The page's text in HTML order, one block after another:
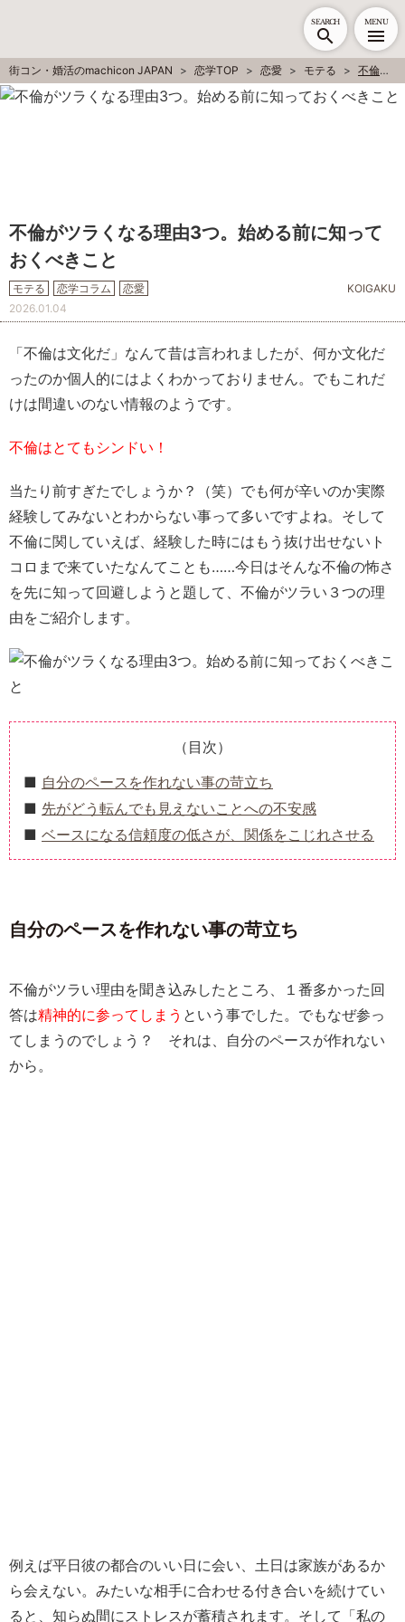
SEARCH MENU
街コン・婚活のmachicon JAPAN 恋学TOP 恋愛 モテる 不倫がツラくなる理由3つ。始める前に知っておくべきこと
不倫がツラくなる理由3つ。始める前に知って
おくべきこと
モテる 恋学コラム 恋愛
KOIGAKU
2026.01.04
「不倫は文化だ」 なんて昔は言われましたが、何か文化だ
ったのか個人的にはよくわかっておりません。でもこれだ
けは間違いのない情報のようです。
不倫はとてもシンドい！
当たり前すぎたでしょうか？（笑）でも何が辛いのか実際
経験してみないとわからない事って多いですよね。そして
不倫に関していえば、経験した時にはもう抜け出せないト
コロまで来ていたなんてことも……今日はそんな不倫の怖さ
を先に知って回避しようと題して、 不倫がツラい３つの理
由をご紹介します。
（目次）
自分のペースを作れない事の苛立ち
先がどう転んでも見えないことへの不安感
ベースになる信頼度の低さが、関係をこじれさせる
自分のペースを作れない事の苛立ち
不倫がツラい理由を聞き込みしたところ、１番多かった回
答は精神的に参ってしまう という事でした。でもなぜ参っ
てしまうのでしょう？ それは、自分のペースが作れない
から。
例えば平日彼の都合のいい日に会い、土日は家族があるか
ら会えない。みたいな相手に合わせる付き合いを続けてい
ると、知らぬ間にストレスが蓄積されます。そして「私の